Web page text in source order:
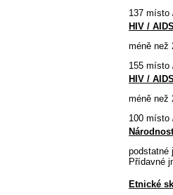
137 místo
HIV /
méně než
155 místo
HIV /
méně než
100 místo
podstatné
Přídavné
Etnické